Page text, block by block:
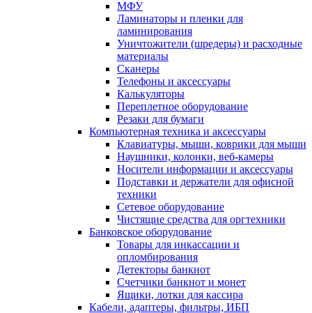
МФУ
Ламинаторы и пленки для
ламинирования
Уничтожители (шредеры) и расходные
материалы
Сканеры
Телефоны и аксессуары
Калькуляторы
Переплетное оборудование
Резаки для бумаги
Компьютерная техника и аксессуары
Клавиатуры, мыши, коврики для мыши
Наушники, колонки, веб-камеры
Носители информации и аксессуары
Подставки и держатели для офисной
техники
Сетевое оборудование
Чистящие средства для оргтехники
Банковское оборудование
Товары для инкассации и
опломбирования
Детекторы банкнот
Счетчики банкнот и монет
Ящики, лотки для кассира
Кабели, адаптеры, фильтры, ИБП